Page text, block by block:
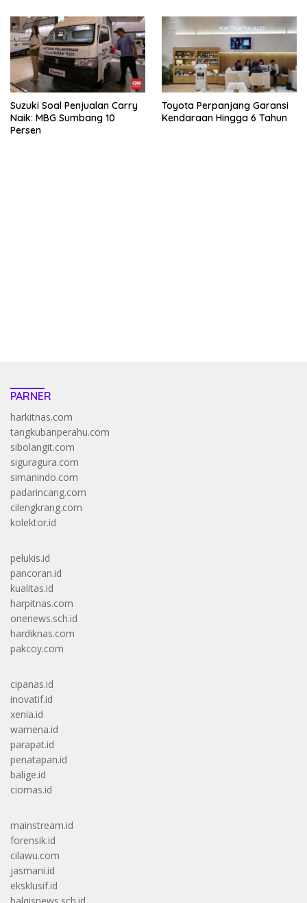
Suzuki Soal Penjualan Carry
Naik: MBG Sumbang 10
Persen
Toyota Perpanjang Garansi
Kendaraan Hingga 6 Tahun
PARNER
harkitnas.com
tangkubanperahu.com
sibolangit.com
siguragura.com
simanindo.com
padarincang.com
cilengkrang.com
kolektor.id
pelukis.id
pancoran.id
kualitas.id
harpitnas.com
onenews.sch.id
hardiknas.com
pakcoy.com
cipanas.id
inovatif.id
xenia.id
wamena.id
parapat.id
penatapan.id
balige.id
ciomas.id
mainstream.id
forensik.id
cilawu.com
jasmani.id
eksklusif.id